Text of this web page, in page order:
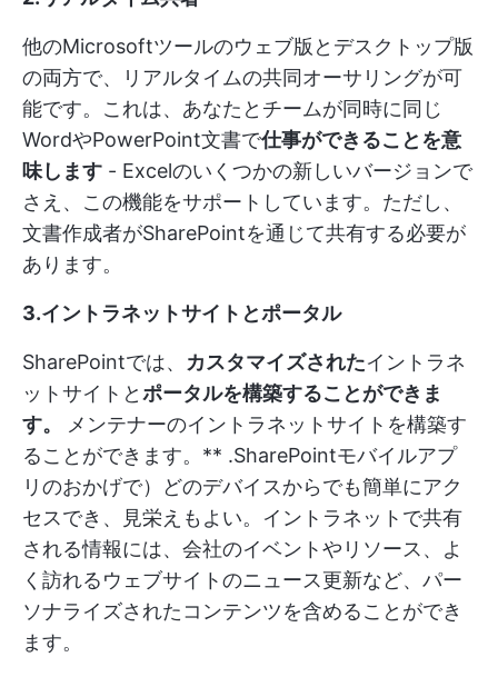
他のMicrosoftツールのウェブ版とデスクトップ版
の両方で、リアルタイムの共同オーサリングが可
能です。これは、あなたとチームが同時に同じ
WordやPowerPoint文書で仕事ができることを意
味します - Excelのいくつかの新しいバージョンで
さえ、この機能をサポートしています。ただし、
文書作成者がSharePointを通じて共有する必要が
あります。
3.イントラネットサイトとポータル
SharePointでは、 カスタマイズされたイントラネ
ットサイトとポータルを構築することができま
す。
メンテナーのイントラネットサイトを構築す
ることができます。 ** .SharePointモバイルアプ
リのおかげで）どのデバイスからでも簡単にアク
セスでき、見栄えもよい。イントラネットで共有
される情報には、会社のイベントやリソース、よ
く訪れるウェブサイトのニュース更新など、パー
ソナライズされたコンテンツを含めることができ
ます。